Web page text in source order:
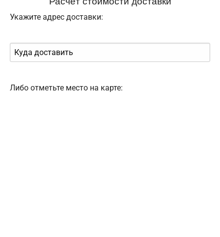
Укажите адрес доставки:
Либо отметьте место на карте: